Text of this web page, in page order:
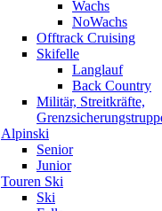
Wachs
NoWachs
Offtrack Cruising
Skifelle
Langlauf
Back Country
Militär, Streitkräfte,
Alpinski
Senior
Junior
Touren Ski
Ski